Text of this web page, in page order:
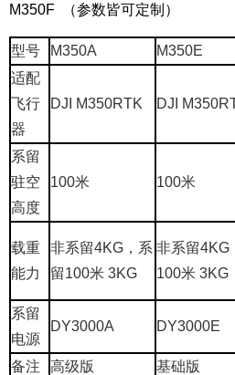
M350F （参数皆可定制）
型号 M350A M350E
适配
飞行
器
DJI M350RTK DJI
系留
驻空
高度
100米 100米
载重
能力
非系留4KG，系
留100米 3KG
非系留4KG
100米 3KG
系留
电源
DY3000A DY3000E
备注 高级版 基础版